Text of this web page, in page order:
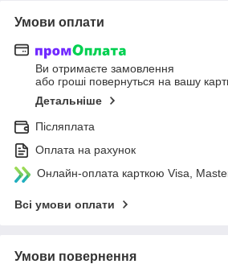
Умови оплати
Ви отримаєте замовлення
або гроші повернуться на вашу
Детальніше
Післяплата
Оплата на рахунок
Онлайн-оплата карткою Visa,
Всі умови оплати
Умови повернення